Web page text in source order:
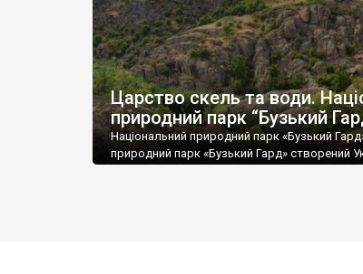
Царство скель та води.
природний парк “Бузький
Національний природний парк «Бузький
природний парк «Бузький Гард» створений